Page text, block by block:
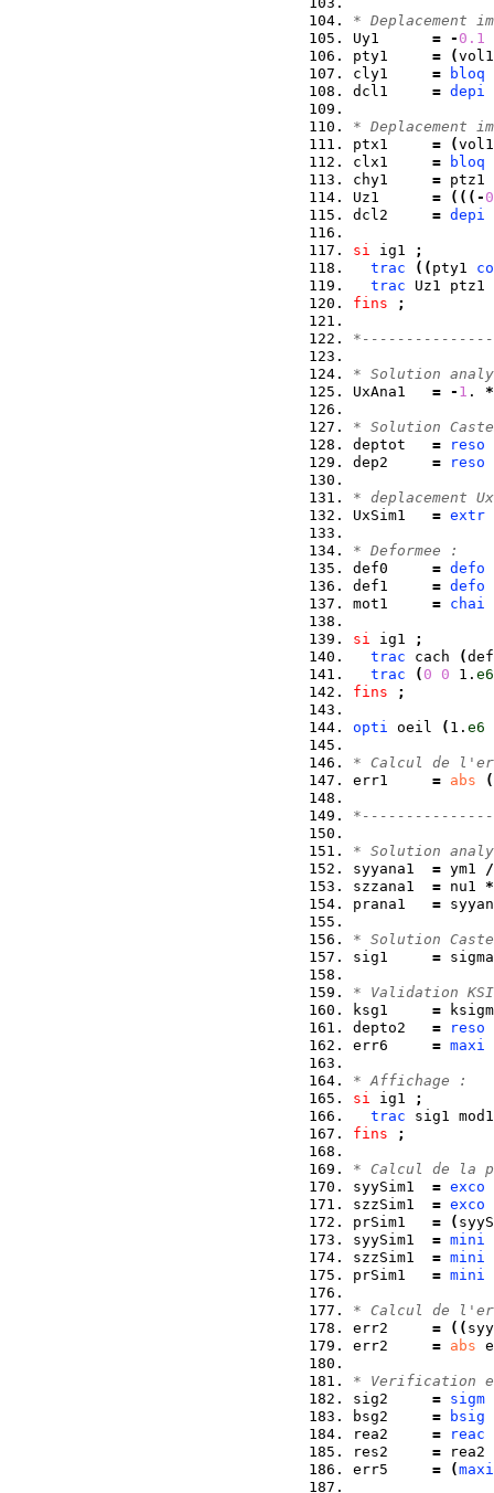
* Deplacement
Uy1 = - 0.1
pty1 = (
cly1 = bloq
dcl1 = depi
* Deplacement
ptx1 = (
clx1 = bloq
chy1 = ptz1
Uz1 = ( ( ( -
dcl2 = depi
si ig1
;
trac
( ( pty1
trac Uz1 ptz1
fins
;
* Solution
UxAna1 = - 1 . *
* Solution
deptot =
reso
dep2 = reso
* deplacement
UxSim1 = extr
* Deformee :
def0 = defo
def1 = defo
mot1 = chai
si ig1
;
trac cach (
trac
( 0 0 1. e6
fins
;
opti oeil ( 1. e6
* Calcul de
err1 = abs (
* Solution
syyana1 = ym1 /
szzana1 = nu1 *
prana1 =
* Solution
sig1 =
* Validation
ksg1 =
depto2 =
reso
err6 = maxi
* Affichage :
si ig1
;
trac sig1
fins
;
* Calcul de la
syySim1 = exco
szzSim1 = exco
prSim1 = (
syySim1 = mini
szzSim1 = mini
prSim1 = mini
* Calcul de
err2 = ( (
err2 = abs
* Verification
sig2 = sigm
bsg2 = bsig
rea2 =
reac
res2 = rea2
err5 = (maxi